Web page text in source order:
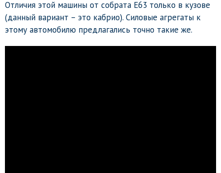
Отличия этой машины от собрата E63 только в кузове
(данный вариант – это кабрио). Силовые агрегаты к
этому автомобилю предлагались точно такие же.